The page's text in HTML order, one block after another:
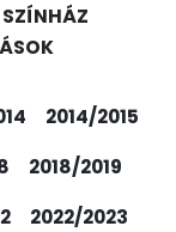
2014/2015
2018/2019
2022/2023